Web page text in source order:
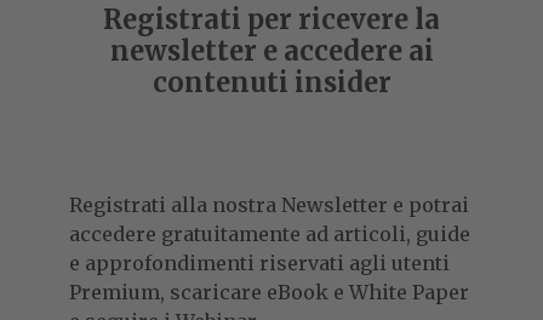
Registrati per ricevere la
newsletter e accedere ai
contenuti insider
Registrati alla nostra Newsletter e potrai
accedere gratuitamente ad articoli, guide
e approfondimenti riservati agli utenti
Premium, scaricare eBook e White Paper